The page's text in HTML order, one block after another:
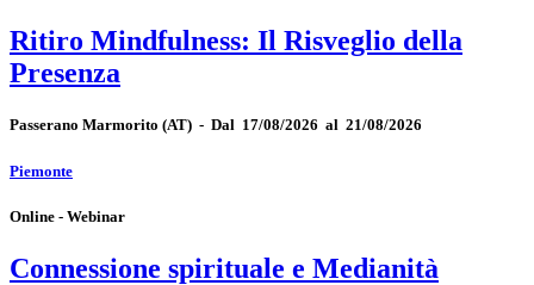
Ritiro Mindfulness: Il Risveglio della
Presenza
Passerano Marmorito (AT) - Dal 17/08/2026 al 21/08/2026
Piemonte
Online - Webinar
Connessione spirituale e Medianità